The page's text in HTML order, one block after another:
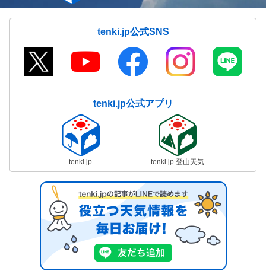
tenki.jp公式SNS
tenki.jp公式アプリ
tenki.jp tenki.jp 登山天気